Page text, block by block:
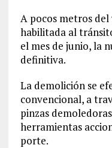
A pocos metros
habilitada al
el mes de junio, la
definitiva.
La demolición se
convencional, a
pinzas
herramientas
porte.